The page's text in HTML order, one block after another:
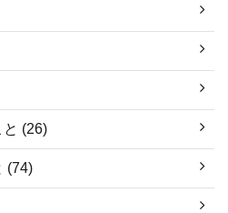
(26)
(74)